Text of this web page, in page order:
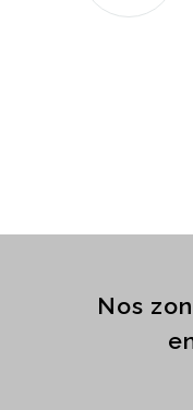
Nos